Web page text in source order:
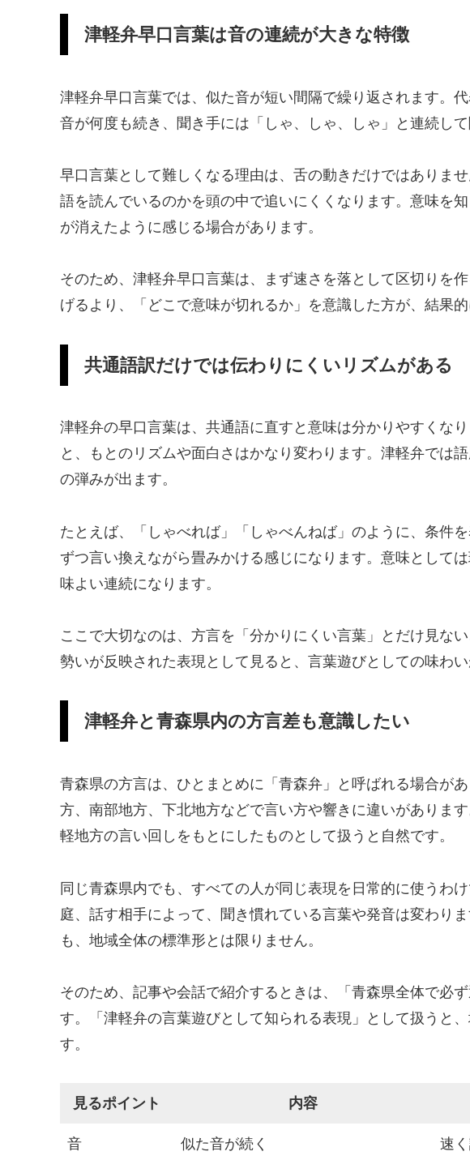
津軽弁早口言葉は音の連続が大きな特徴
津軽弁早口言葉では、似た音が短い間隔で繰り返されます。
音が何度も続き、聞き手には「しゃ、しゃ、しゃ」と連続して
早口言葉として難しくなる理由は、舌の動きだけではありま
語を読んでいるのかを頭の中で追いにくくなります。意味を
が消えたように感じる場合があります。
そのため、津軽弁早口言葉は、まず速さを落として区切りを
げるより、「どこで意味が切れるか」を意識した方が、結果的
共通語訳だけでは伝わりにくいリズムがある
津軽弁の早口言葉は、共通語に直すと意味は分かりやすくな
と、もとのリズムや面白さはかなり変わります。津軽弁では
の弾みが出ます。
たとえば、「しゃべれば」「しゃべんねば」のように、条件
ずつ言い換えながら畳みかける感じになります。意味として
味よい連続になります。
ここで大切なのは、方言を「分かりにくい言葉」とだけ見な
勢いが反映された表現として見ると、言葉遊びとしての味わい
津軽弁と青森県内の方言差も意識したい
青森県の方言は、ひとまとめに「青森弁」と呼ばれる場合が
方、南部地方、下北地方などで言い方や響きに違いがありま
軽地方の言い回しをもとにしたものとして扱うと自然です。
同じ青森県内でも、すべての人が同じ表現を日常的に使うわ
庭、話す相手によって、聞き慣れている言葉や発音は変わり
も、地域全体の標準形とは限りません。
そのため、記事や会話で紹介するときは、「青森県全体で必
す。「津軽弁の言葉遊びとして知られる表現」として扱うと
す。
見るポイント 内容
音 似た音が続く 速